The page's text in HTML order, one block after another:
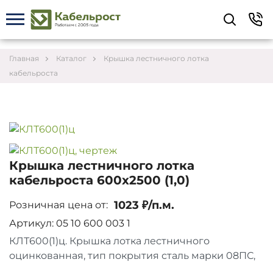
Главная Каталог
Крышка лестничного лотка
кабельроста
Крышка лестничного лотка
кабельроста 600х2500 (1,0)
Розничная цена от: 1023 ₽/п.м.
Артикул: 05 10 600 003 1
КЛТ600(1)ц. Крышка лотка лестничного
оцинкованная, тип покрытия сталь марки 08ПС,
Укажите контакты для связи и требования к
заказу – предложим лучшие варианты по цене,
согласуем сроки и подберём доставку.